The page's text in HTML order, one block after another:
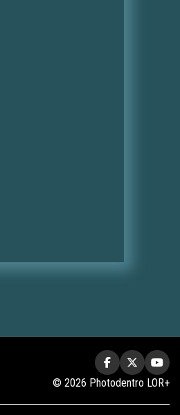
© 2026 Photodentro LOR+